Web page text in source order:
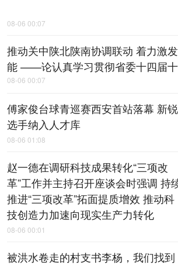
08-06 00:07
推动关中陕北陕南协调联动 着力激
能 ——论认真学习贯彻省委十四届
08-06 00:07
傅家俊台球青巡赛西安首站落幕 新锐
选手纳入人才库
08-06 01:08
赵一德在调研科技成果转化“三项改
革”工作并主持召开座谈会时强调 持
推进“三项改革”拓面提质增效 推动科
技创造力加速向现实生产力转化
08-06 00:01
被洪水卷走的村支书李杨，我们找到